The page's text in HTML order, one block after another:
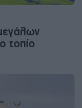
τοπίο